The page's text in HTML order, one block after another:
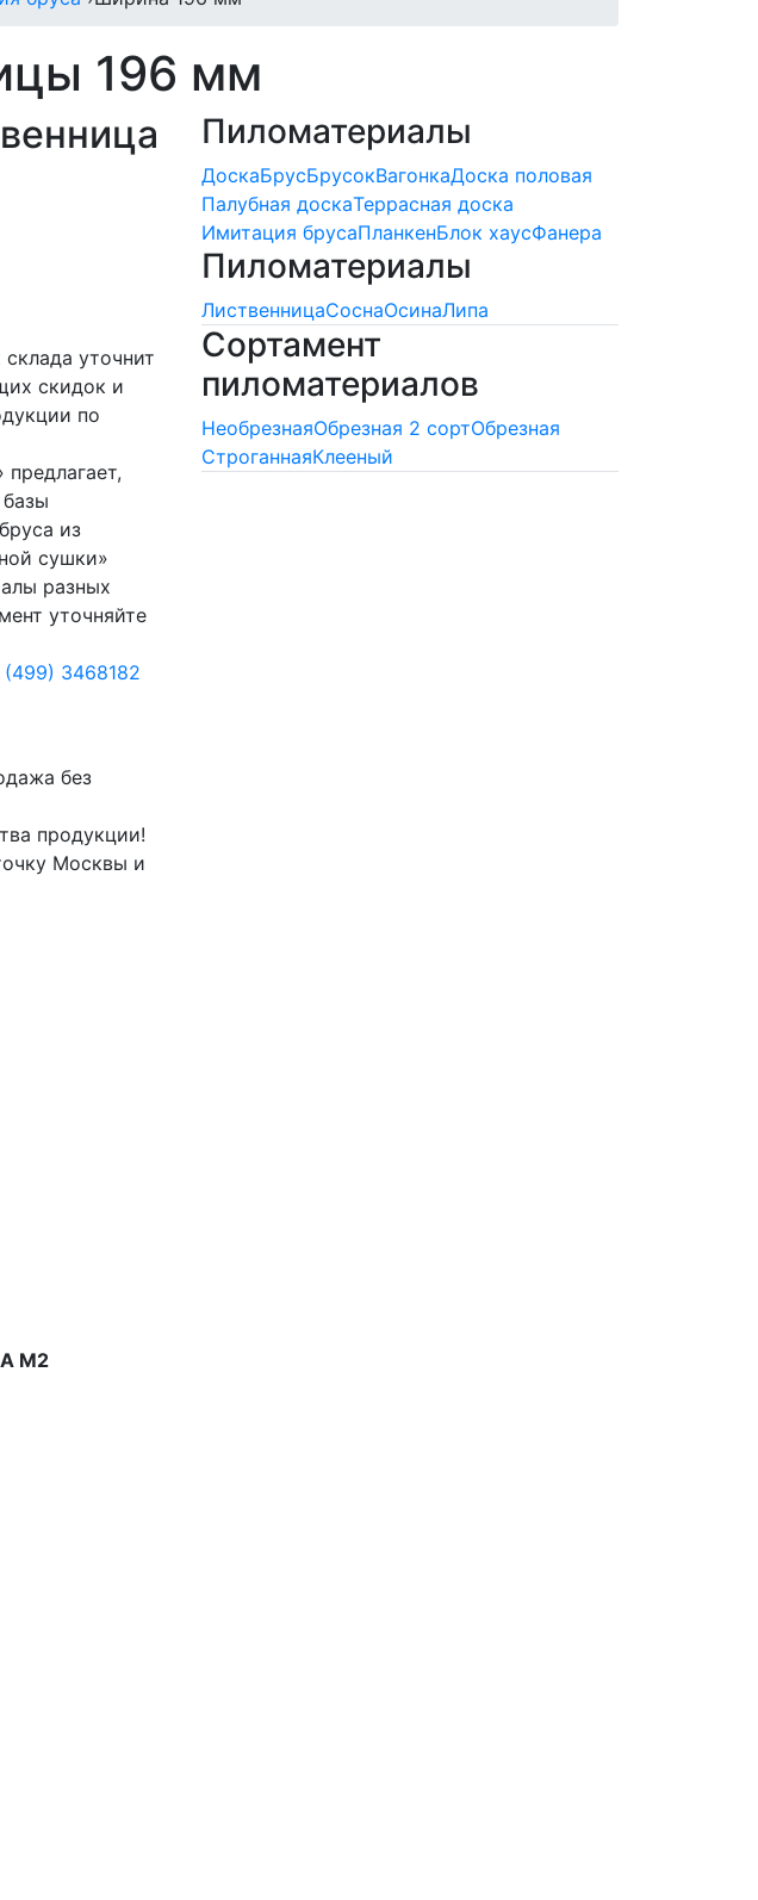
196 мм
уточнит
скидок и
по
из
сушки»
разных
уточняйте
(499) 3468182
без
продукции!
Москвы и
М2
Пиломатериалы
ДоскаБрусБрусокВагонкаДоска половая
Палубная доскаТеррасная доска
Имитация брусаПланкенБлок хаусФанера
Пиломатериалы
ЛиственницаСоснаОсинаЛипа
Сортамент
пиломатериалов
НеобрезнаяОбрезная 2 сортОбрезная
СтроганнаяКлееный